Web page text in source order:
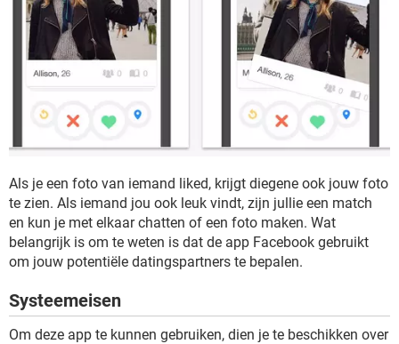
Als je een foto van iemand liked, krijgt diegene ook jouw foto
te zien. Als iemand jou ook leuk vindt, zijn jullie een match
en kun je met elkaar chatten of een foto maken. Wat
belangrijk is om te weten is dat de app Facebook gebruikt
om jouw potentiële datingspartners te bepalen.
Systeemeisen
Om deze app te kunnen gebruiken, dien je te beschikken over